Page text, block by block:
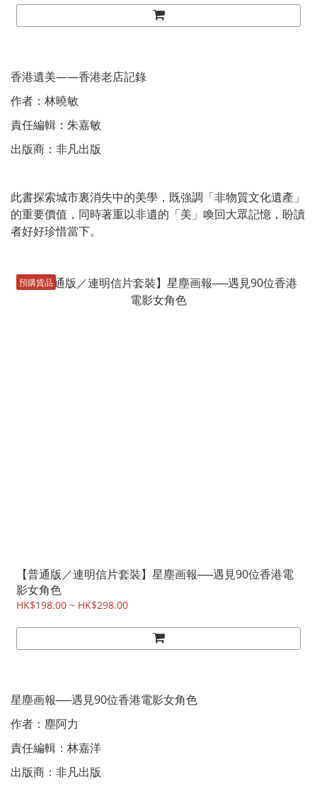
香港遺美——香港老店記錄
作者：林曉敏
責任編輯：朱嘉敏
出版商：非凡出版
此書探索城市裏消失中的美學，既強調「非物質文化遺產」
的重要價值，同時著重以非遺的「美」喚回大眾記憶，盼讀
者好好珍惜當下。
預購貨品
【普通版／連明信片套裝】星塵画報──遇見90位香港電
影女角色
HK$198.00 ~ HK$298.00
星塵画報──遇見90位香港電影女角色
作者：塵阿力
責任編輯：林嘉洋
出版商：非凡出版